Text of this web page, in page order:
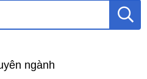
ngành